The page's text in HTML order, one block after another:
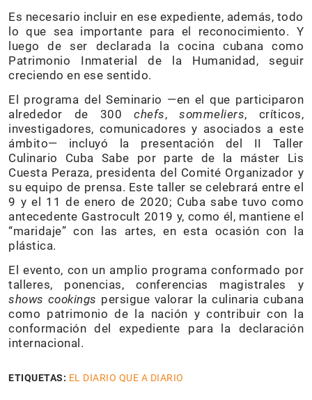
Es necesario incluir en ese expediente, además, todo
lo que sea importante para el reconocimiento. Y
luego de ser declarada la cocina cubana como
Patrimonio Inmaterial de la Humanidad, seguir
creciendo en ese sentido.
El programa del Seminario —en el que participaron
alrededor de 300 chefs, sommeliers, críticos,
investigadores, comunicadores y asociados a este
ámbito— incluyó la presentación del II Taller
Culinario Cuba Sabe por parte de la máster Lis
Cuesta Peraza, presidenta del Comité Organizador y
su equipo de prensa. Este taller se celebrará entre el
9 y el 11 de enero de 2020; Cuba sabe tuvo como
antecedente Gastrocult 2019 y, como él, mantiene el
“maridaje” con las artes, en esta ocasión con la
plástica.
El evento, con un amplio programa conformado por
talleres, ponencias, conferencias magistrales y
shows cookings persigue valorar la culinaria cubana
como patrimonio de la nación y contribuir con la
conformación del expediente para la declaración
internacional.
ETIQUETAS: EL DIARIO QUE A DIARIO